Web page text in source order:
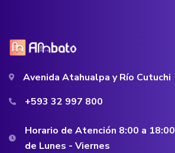
Avenida Atahualpa y Río Cutuchi
+593 32 997 800
Horario de Atención 8:00 a 18:00
de Lunes - Viernes